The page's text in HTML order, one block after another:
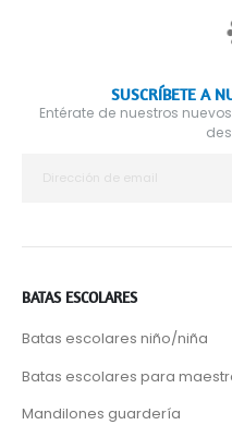
SUSCRÍBETE A
Entérate de nuestros
BATAS ESCOLARES
Batas escolares niño/niña
Batas escolares para
Mandilones guardería